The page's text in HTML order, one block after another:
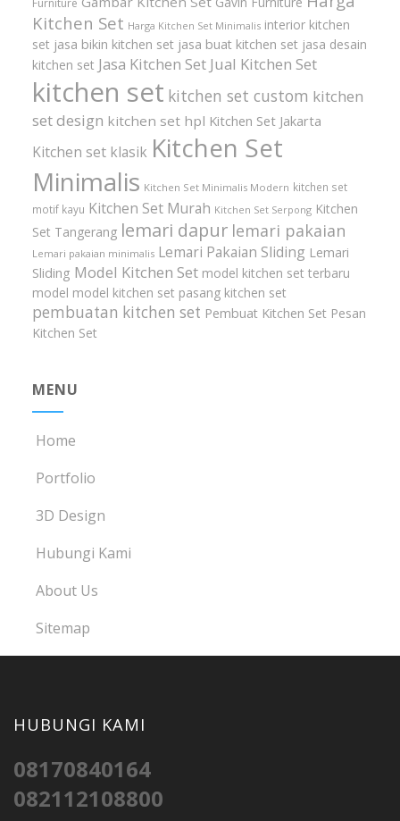
Kitchen Set Harga Kitchen Set Minimalis interior kitchen
set jasa bikin kitchen set jasa buat kitchen set jasa desain
kitchen set Jasa Kitchen Set Jual Kitchen Set
kitchen set kitchen set custom kitchen
set design kitchen set hpl Kitchen Set Jakarta
Kitchen set klasik Kitchen Set
Minimalis Kitchen Set Minimalis Modern kitchen set
motif kayu Kitchen Set Murah Kitchen Set Serpong Kitchen
Set Tangerang lemari dapur lemari pakaian
Lemari pakaian minimalis Lemari Pakaian Sliding Lemari
Sliding Model Kitchen Set model kitchen set terbaru
model model kitchen set pasang kitchen set
pembuatan kitchen set Pembuat Kitchen Set Pesan
Kitchen Set
MENU
Home
Portfolio
3D Design
Hubungi Kami
About Us
Sitemap
HUBUNGI KAMI
08170840164
082112108800